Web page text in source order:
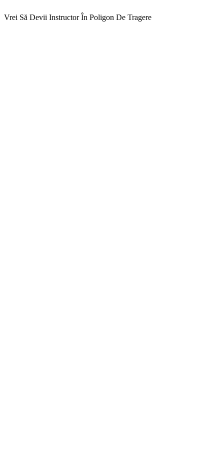
Vrei Să Devii Instructor În Poligon De Tragere